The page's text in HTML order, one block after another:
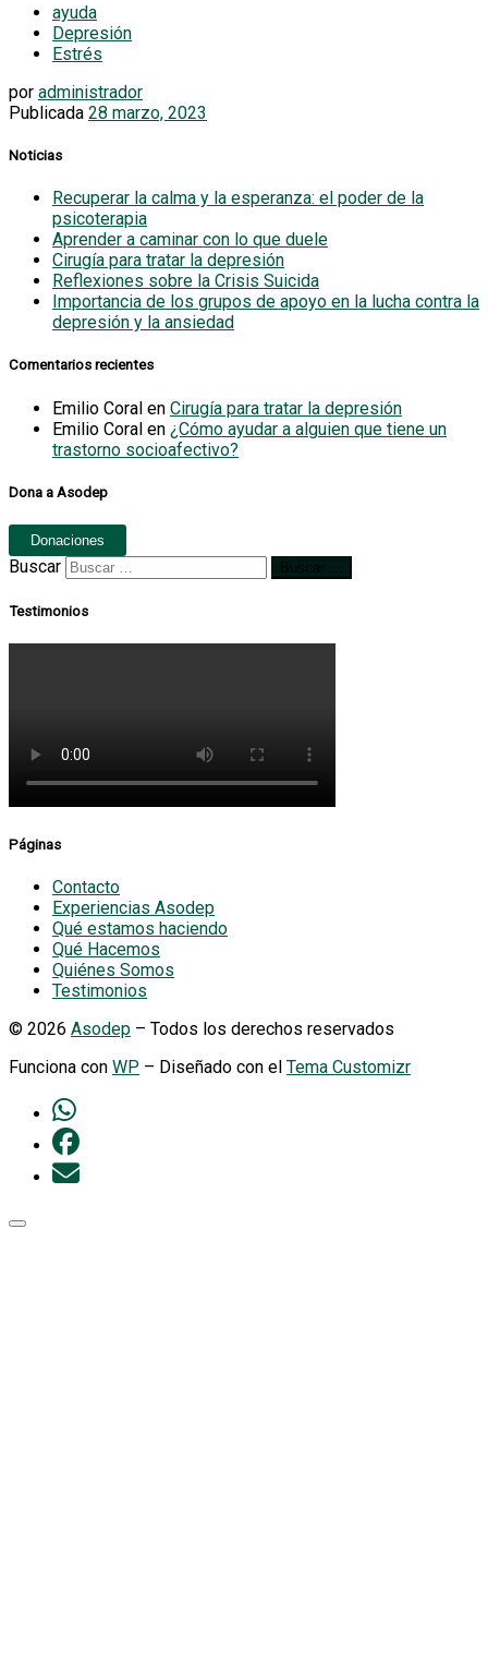
ayuda
Depresión
Estrés
por administrador
Publicada 28 marzo, 2023
Noticias
Recuperar la calma y la esperanza: el poder de la
psicoterapia
Aprender a caminar con lo que duele
Cirugía para tratar la depresión
Reflexiones sobre la Crisis Suicida
Importancia de los grupos de apoyo en la lucha contra la
depresión y la ansiedad
Comentarios recientes
Emilio Coral en Cirugía para tratar la depresión
Emilio Coral en ¿Cómo ayudar a alguien que tiene un
trastorno socioafectivo?
Dona a Asodep
Donaciones
Buscar Buscar …
Testimonios
Páginas
Contacto
Experiencias Asodep
Qué estamos haciendo
Qué Hacemos
Quiénes Somos
Testimonios
© 2026 Asodep – Todos los derechos reservados
Funciona con WP – Diseñado con el Tema Customizr